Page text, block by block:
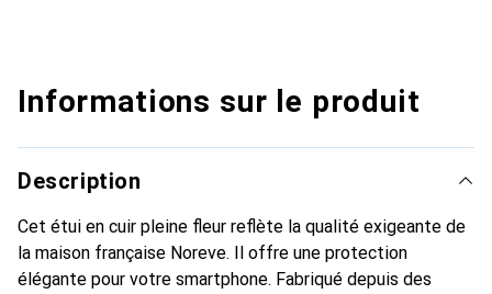
Informations sur le produit
Description
Cet étui en cuir pleine fleur reflète la qualité exigeante de
la maison française Noreve. Il offre une protection
élégante pour votre smartphone. Fabriqué depuis des